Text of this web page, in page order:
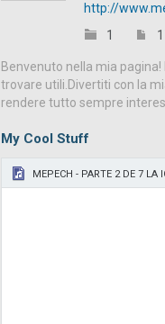
http://
1
Benvenuto nella mia
trovare utili.Divertiti con la
rendere tutto sempre
My Cool Stuff
MEPECH - PARTE 2 DE 7 LA